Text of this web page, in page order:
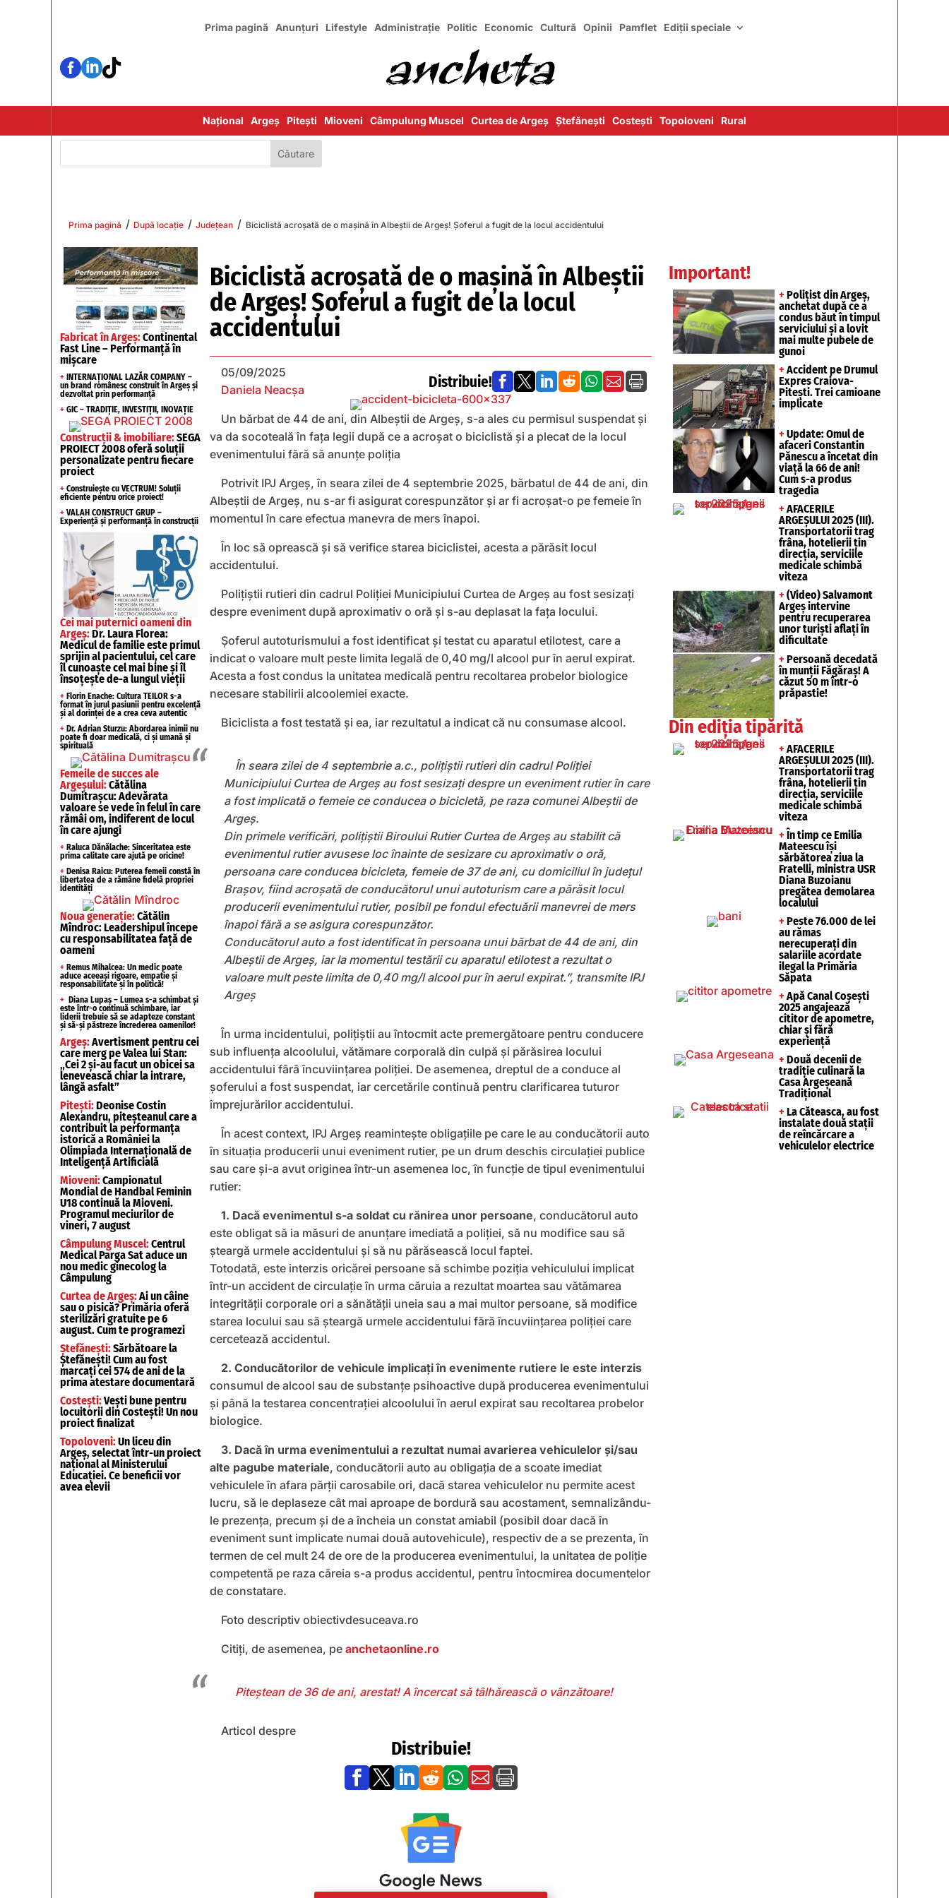
Prima pagină Anunțuri Lifestyle Administrație Politic Economic Cultură Opinii Pamflet Ediții speciale

Național Argeș Pitești Mioveni Câmpulung Muscel Curtea de Argeș Ștefănești Costești Topoloveni Rural
Prima pagină / După locație / Județean / Biciclistă acroșată de o mașină în Albeștii de Argeș! Șoferul a fugit de la locul accidentului
Fabricat în Argeș:Continental
Fast Line – Performanță în
mișcare
+ INTERNAȚIONAL LAZĂR COMPANY –
un brand românesc construit în Argeș și
dezvoltat prin performanță
+ GIC – TRADIȚIE, INVESTIȚII, INOVAȚIE
Construcții & imobiliare:SEGA
PROIECT 2008 oferă soluții
personalizate pentru fiecare
proiect
+ Construiește cu VECTRUM! Soluții
eficiente pentru orice proiect!
+ VALAH CONSTRUCT GRUP –
Experiență și performanță în construcții
Cei mai puternici oameni din
Argeș:Dr. Laura Florea:
Medicul de familie este primul
sprijin al pacientului, cel care
îl cunoaște cel mai bine și îl
însoțește de-a lungul vieții
+ Florin Enache: Cultura TEILOR s-a
format în jurul pasiunii pentru excelență
și al dorinței de a crea ceva autentic
+ Dr. Adrian Sturzu: Abordarea inimii nu
poate fi doar medicală, ci și umană și
spirituală
Femeile de succes ale
Argeșului:Cătălina
Dumitrașcu: Adevărata
valoare se vede în felul în care
rămâi om, indiferent de locul
în care ajungi
+ Raluca Dănălache: Sinceritatea este
prima calitate care ajută pe oricine!
+ Denisa Raicu: Puterea femeii constă în
libertatea de a rămâne fidelă propriei
identități
Noua generație:Cătălin
Mîndroc: Leadershipul începe
cu responsabilitatea față de
oameni
+ Remus Mihalcea: Un medic poate
aduce aceeași rigoare, empatie și
responsabilitate și în politică!
+ Diana Lupaș – Lumea s-a schimbat și
este într-o continuă schimbare, iar
liderii trebuie să se adapteze constant
și să-și păstreze încrederea oamenilor!
Argeș:Avertisment pentru cei
care merg pe Valea lui Stan:
„Cei 2 și-au facut un obicei sa
lenevească chiar la intrare,
lângă asfalt”
Pitești:Deonise Costin
Alexandru, piteșteanul care a
contribuit la performanța
istorică a României la
Olimpiada Internațională de
Inteligență Artificială
Mioveni:Campionatul
Mondial de Handbal Feminin
U18 continuă la Mioveni.
Programul meciurilor de
vineri, 7 august
Câmpulung Muscel:Centrul
Medical Parga Sat aduce un
nou medic ginecolog la
Câmpulung
Curtea de Argeș:Ai un câine
sau o pisică? Primăria oferă
sterilizări gratuite pe 6
august. Cum te programezi
Ștefănești:Sărbătoare la
Ștefănești! Cum au fost
marcați cei 574 de ani de la
prima atestare documentară
Costești:Vești bune pentru
locuitorii din Costești! Un nou
proiect finalizat
Topoloveni:Un liceu din
Argeș, selectat într-un proiect
național al Ministerului
Educației. Ce beneficii vor
avea elevii
Biciclistă acroșată de o mașină în Albeștii
de Argeș! Șoferul a fugit de la locul
accidentului
05/09/2025
Daniela Neacșa
Distribuie!       
Un bărbat de 44 de ani, din Albeștii de Argeș, s-a ales cu permisul suspendat și
va da socoteală în fața legii după ce a acroșat o biciclistă și a plecat de la locul
evenimentului fără să anunțe poliția
Potrivit IPJ Argeș, în seara zilei de 4 septembrie 2025, bărbatul de 44 de ani, din
Albeștii de Argeș, nu s-ar fi asigurat corespunzător și ar fi acroșat-o pe femeie în
momentul în care efectua manevra de mers înapoi.
În loc să oprească și să verifice starea biciclistei, acesta a părăsit locul
accidentului.
Polițiștii rutieri din cadrul Poliției Municipiului Curtea de Argeș au fost sesizați
despre eveniment după aproximativ o oră și s-au deplasat la fața locului.
Șoferul autoturismului a fost identificat și testat cu aparatul etilotest, care a
indicat o valoare mult peste limita legală de 0,40 mg/l alcool pur în aerul expirat.
Acesta a fost condus la unitatea medicală pentru recoltarea probelor biologice
necesare stabilirii alcoolemiei exacte.
Biciclista a fost testată și ea, iar rezultatul a indicat că nu consumase alcool.
În seara zilei de 4 septembrie a.c., polițiștii rutieri din cadrul Poliției
Municipiului Curtea de Argeș au fost sesizați despre un eveniment rutier în care
a fost implicată o femeie ce conducea o bicicletă, pe raza comunei Albeștii de
Argeș.
Din primele verificări, polițiștii Biroului Rutier Curtea de Argeș au stabilit că
evenimentul rutier avusese loc înainte de sesizare cu aproximativ o oră,
persoana care conducea bicicleta, femeie de 37 de ani, cu domiciliul în județul
Brașov, fiind acroșată de conducătorul unui autoturism care a părăsit locul
producerii evenimentului rutier, posibil pe fondul efectuării manevrei de mers
înapoi fără a se asigura corespunzător.
Conducătorul auto a fost identificat în persoana unui bărbat de 44 de ani, din
Albeștii de Argeș, iar la momentul testării cu aparatul etilotest a rezultat o
valoare mult peste limita de 0,40 mg/l alcool pur în aerul expirat.”, transmite IPJ
Argeș
În urma incidentului, polițiștii au întocmit acte premergătoare pentru conducere
sub influența alcoolului, vătămare corporală din culpă și părăsirea locului
accidentului fără încuviințarea poliției. De asemenea, dreptul de a conduce al
șoferului a fost suspendat, iar cercetările continuă pentru clarificarea tuturor
împrejurărilor accidentului.
În acest context, IPJ Argeș reamintește obligaţiile pe care le au conducătorii auto
în situaţia producerii unui eveniment rutier, pe un drum deschis circulaţiei publice
sau care şi-a avut originea într-un asemenea loc, în funcţie de tipul evenimentului
rutier:
1. Dacă evenimentul s-a soldat cu rănirea unor persoane, conducătorul auto
este obligat să ia măsuri de anunţare imediată a poliţiei, să nu modifice sau să
şteargă urmele accidentului şi să nu părăsească locul faptei.
Totodată, este interzis oricărei persoane să schimbe poziţia vehiculului implicat
într-un accident de circulaţie în urma căruia a rezultat moartea sau vătămarea
integrităţii corporale ori a sănătăţii uneia sau a mai multor persoane, să modifice
starea locului sau să şteargă urmele accidentului fără încuviinţarea poliţiei care
cercetează accidentul.
2. Conducătorilor de vehicule implicaţi în evenimente rutiere le este interzis
consumul de alcool sau de substanţe psihoactive după producerea evenimentului
şi până la testarea concentraţiei alcoolului în aerul expirat sau recoltarea probelor
biologice.
3. Dacă în urma evenimentului a rezultat numai avarierea vehiculelor şi/sau
alte pagube materiale, conducătorii auto au obligaţia de a scoate imediat
vehiculele în afara părţii carosabile ori, dacă starea vehiculelor nu permite acest
lucru, să le deplaseze cât mai aproape de bordură sau acostament, semnalizându-
le prezenţa, precum şi de a încheia un constat amiabil (posibil doar dacă în
eveniment sunt implicate numai două autovehicule), respectiv de a se prezenta, în
termen de cel mult 24 de ore de la producerea evenimentului, la unitatea de poliţie
competentă pe raza căreia s-a produs accidentul, pentru întocmirea documentelor
de constatare.
Foto descriptiv obiectivdesuceava.ro
Citiți, de asemenea, pe anchetaonline.ro
Piteștean de 36 de ani, arestat! A încercat să tâlhărească o vânzătoare!
Articol despre
Distribuie!
      
Important!
+ Polițist din Argeș,
anchetat după ce a
condus băut în timpul
serviciului și a lovit
mai multe pubele de
gunoi
+ Accident pe Drumul
Expres Craiova-
Pitești. Trei camioane
implicate
+ Update: Omul de
afaceri Constantin
Pănescu a încetat din
viață la 66 de ani!
Cum s-a produs
tragedia
+ AFACERILE
ARGEȘULUI 2025 (III).
Transportatorii trag
frâna, hotelierii țin
direcția, serviciile
medicale schimbă
viteza
+ (Video) Salvamont
Argeș intervine
pentru recuperarea
unor turişti aflaţi în
dificultate
+ Persoană decedată
în munții Făgăraș! A
căzut 50 m într-o
prăpastie!
Din ediția tipărită
+ AFACERILE
ARGEȘULUI 2025 (III).
Transportatorii trag
frâna, hotelierii țin
direcția, serviciile
medicale schimbă
viteza
+ În timp ce Emilia
Mateescu își
sărbătorea ziua la
Fratelli, ministra USR
Diana Buzoianu
pregătea demolarea
localului
+ Peste 76.000 de lei
au rămas
nerecuperați din
salariile acordate
ilegal la Primăria
Săpata
+ Apă Canal Coșești
2025 angajează
cititor de apometre,
chiar și fără
experiență
+ Două decenii de
tradiție culinară la
Casa Argeșeană
Tradițional
+ La Căteasca, au fost
instalate două stații
de reîncărcare a
vehiculelor electrice